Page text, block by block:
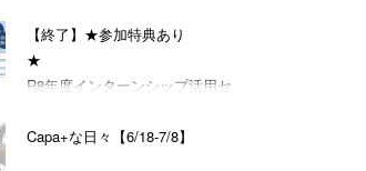
【終了】★参加特典あり
★
R8年度インターンシップ活用セ
Capa+な日々【6/18-7/8】